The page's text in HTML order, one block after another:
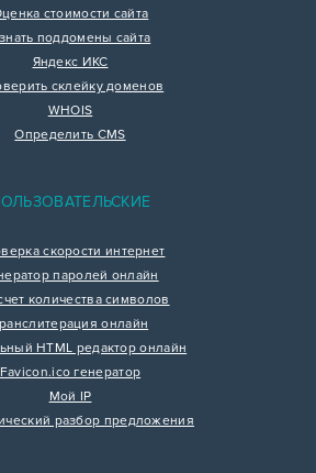
стоимости сайта
поддомены сайта
Яндекс ИКС
склейку доменов
WHOIS
Определить CMS
скорости интернет
паролей онлайн
количества символов
онлайн
HTML редактор онлайн
Favicon.ico генератор
Мой IP
разбор предложения